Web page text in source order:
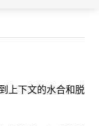
上下文的水合和脱